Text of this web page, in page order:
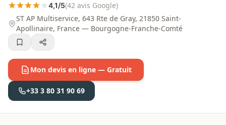
4,1/5(42 avis Google)
ST AP Multiservice, 643 Rte de Gray, 21850 Saint-
Apollinaire, France — Bourgogne-Franche-Comté
Mon devis en ligne — Gratuit
+33 3 80 31 90 69